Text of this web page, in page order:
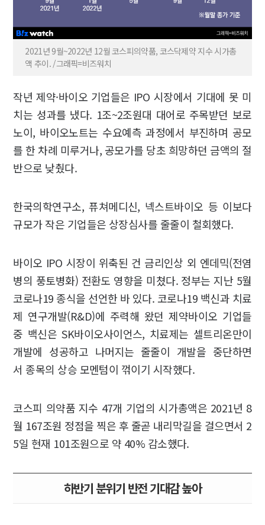
2021년 9월~2022년 12월 코스피의약품, 코스닥제약 지수 시가총
액 추이. /그래픽=비즈워치
작년 제약·바이오 기업들은 IPO 시장에서 기대에 못 미
치는 성과를 냈다. 1조~2조원대 대어로 주목받던 보로
노이, 바이오노트는 수요예측 과정에서 부진하며 공모
를 한 차례 미루거나, 공모가를 당초 희망하던 금액의 절
반으로 낮췄다.
한국의학연구소, 퓨쳐메디신, 넥스트바이오 등 이보다
규모가 작은 기업들은 상장심사를 줄줄이 철회했다.
바이오 IPO 시장이 위축된 건 금리인상 외 엔데믹(전염
병의 풍토병화) 전환도 영향을 미쳤다. 정부는 지난 5월
코로나19 종식을 선언한 바 있다. 코로나19 백신과 치료
제 연구개발(R&D)에 주력해 왔던 제약바이오 기업들
중 백신은 SK바이오사이언스, 치료제는 셀트리온만이
개발에 성공하고 나머지는 줄줄이 개발을 중단하면
서 종목의 상승 모멘텀이 꺾이기 시작했다.
코스피 의약품 지수 47개 기업의 시가총액은 2021년 8
월 167조원 정점을 찍은 후 줄곧 내리막길을 걸으면서 2
5일 현재 101조원으로 약 40% 감소했다.
하반기 분위기 반전 기대감 높아